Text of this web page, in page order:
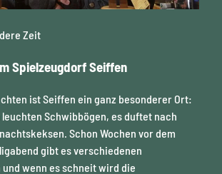
Zeit
Spielzeugdorf Seiffen
ist Seiffen ein ganz besonderer Ort:
leuchten Schwibbögen, es duftet nach
Schon Wochen vor dem
gibt es verschiedenen
wenn es schneit wird die